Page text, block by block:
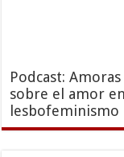
Podcast:
sobre el amor